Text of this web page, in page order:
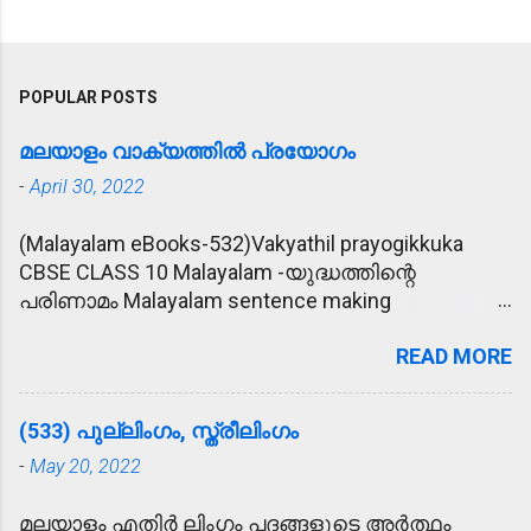
POPULAR POSTS
മലയാളം വാക്യത്തിൽ പ്രയോഗം
-April 30, 2022
(Malayalam eBooks-532)Vakyathil prayogikkuka
CBSE CLASS 10 Malayalam -യുദ്ധത്തിന്റെ
പരിണാമം Malayalam sentence making
മോഹാലസ്യപ്പെടുക - മകന്റെ അപകട വാർത്ത
കേട്ട് അമ്മ മോഹാലസ്യപ്പെട്ടു. 3. ഹൃദയോന്നതി -
കൂട്ടുകാരുടെ ഹൃദയോന്നതി മൂലം രാമുവിന്
READ MORE
(533) പുല്ലിംഗം, സ്ത്രീലിംഗം
- May 20, 2022
മലയാളം എതിർ ലിംഗം പദങ്ങളുടെ അർത്ഥം